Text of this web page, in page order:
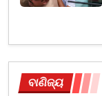
ବାଣିଜ୍ୟ